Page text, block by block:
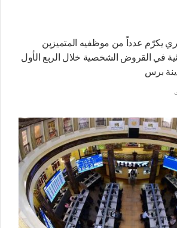
يكرّم عدداً من موظفيه المتميزين
في القروض الشخصية خلال الربع الأول